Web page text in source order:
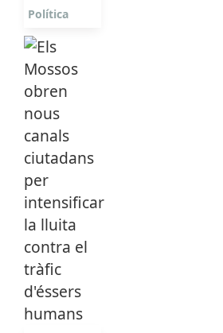
Política